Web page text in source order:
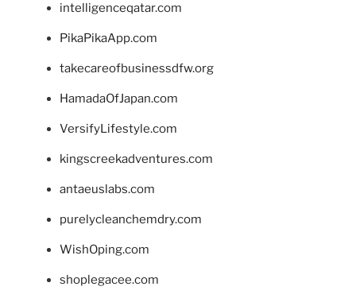
intelligenceqatar.com
PikaPikaApp.com
takecareofbusinessdfw.org
HamadaOfJapan.com
VersifyLifestyle.com
kingscreekadventures.com
antaeuslabs.com
purelycleanchemdry.com
WishOping.com
shoplegacee.com